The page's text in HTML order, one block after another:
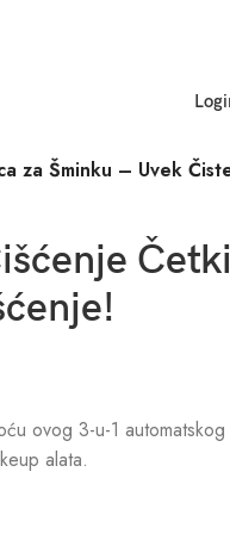
za Šminku – Uvek
ovog 3-u-1
alata.